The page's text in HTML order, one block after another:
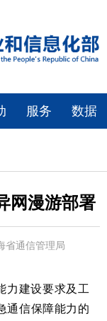
服务 数据
网漫游部署
省通信管理局
力建设要求及工
通信保障能力的